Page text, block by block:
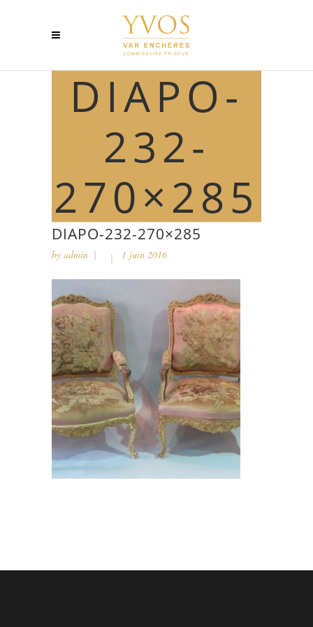
DIAPO-
232-
270×285
DIAPO-232-270×285
by admin 1 juin 2016